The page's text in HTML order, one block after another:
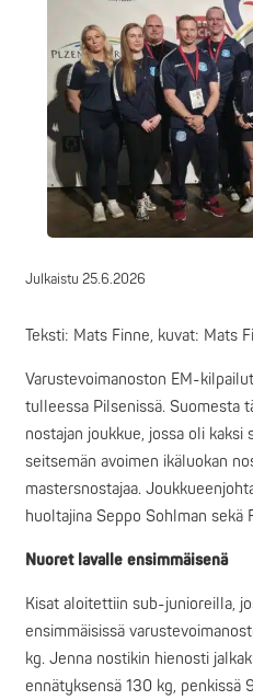
Julkaistu 25.6.2026
Teksti: Mats Finne, kuvat: Mats
Varustevoimanoston EM-
tulleessa Pilsenissä. Suomesta
nostajan joukkue, jossa oli kaksi
seitsemän avoimen ikäluokan
mastersnostajaa.
huoltajina Seppo Sohlman sekä
Nuoret lavalle ensimmäisenä
Kisat aloitettiin sub-junioreilla,
ensimmäisissä
kg. Jenna nostikin hienosti
ennätyksensä 130 kg, penkissä